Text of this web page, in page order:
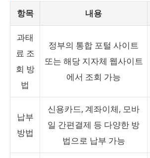
항목 내용
과태
료 조
회 방
법
정부의 통합 포털 사이트
또는 해당 지자체 웹사이트
에서 조회 가능
납부
방법
신용카드, 계좌이체, 모바
일 간편결제 등 다양한 방
법으로 납부 가능